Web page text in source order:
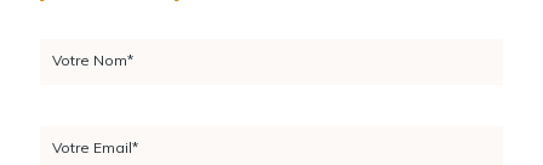
Votre Nom*
Votre Email*